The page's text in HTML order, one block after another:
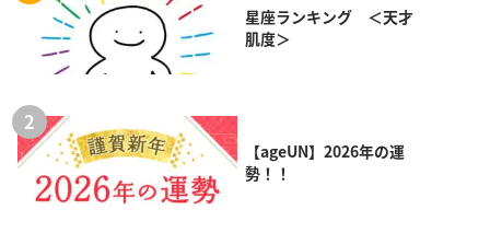
星座ランキング ＜天才
肌度＞
【ageUN】2026年の運
勢！！